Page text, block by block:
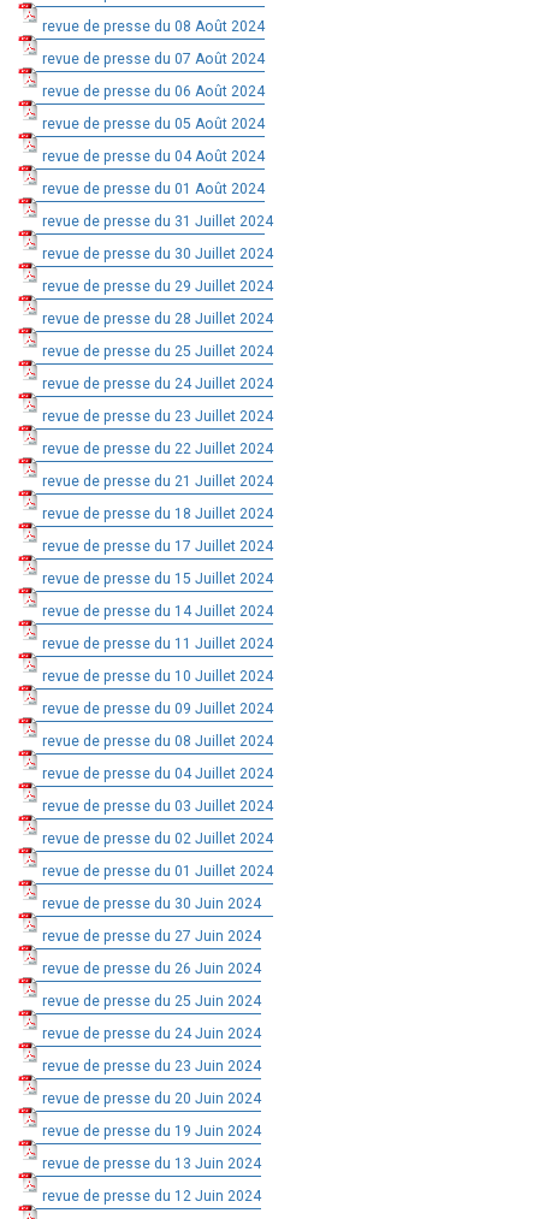
revue de presse du 08 Août 2024
revue de presse du 07 Août 2024
revue de presse du 06 Août 2024
revue de presse du 05 Août 2024
revue de presse du 04 Août 2024
revue de presse du 01 Août 2024
revue de presse du 31 Juillet 2024
revue de presse du 30 Juillet 2024
revue de presse du 29 Juillet 2024
revue de presse du 28 Juillet 2024
revue de presse du 25 Juillet 2024
revue de presse du 24 Juillet 2024
revue de presse du 23 Juillet 2024
revue de presse du 22 Juillet 2024
revue de presse du 21 Juillet 2024
revue de presse du 18 Juillet 2024
revue de presse du 17 Juillet 2024
revue de presse du 15 Juillet 2024
revue de presse du 14 Juillet 2024
revue de presse du 11 Juillet 2024
revue de presse du 10 Juillet 2024
revue de presse du 09 Juillet 2024
revue de presse du 08 Juillet 2024
revue de presse du 04 Juillet 2024
revue de presse du 03 Juillet 2024
revue de presse du 02 Juillet 2024
revue de presse du 01 Juillet 2024
revue de presse du 30 Juin 2024
revue de presse du 27 Juin 2024
revue de presse du 26 Juin 2024
revue de presse du 25 Juin 2024
revue de presse du 24 Juin 2024
revue de presse du 23 Juin 2024
revue de presse du 20 Juin 2024
revue de presse du 19 Juin 2024
revue de presse du 13 Juin 2024
revue de presse du 12 Juin 2024